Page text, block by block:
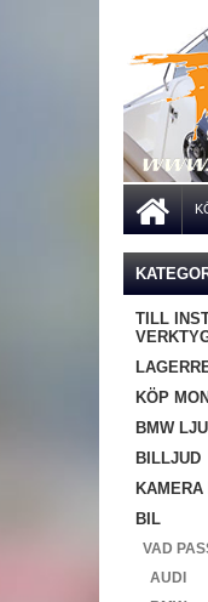
TILL
KÖP
BMW
BILLJUD
KAMERA
BIL
VAD
AUDI